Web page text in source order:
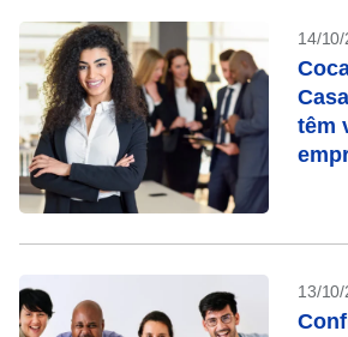
14/
têm
13/